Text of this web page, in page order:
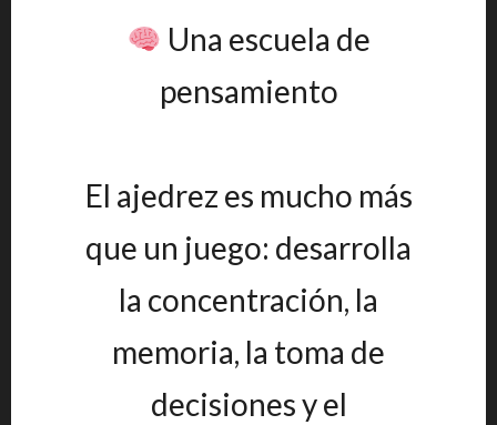
Una escuela de
pensamiento
El ajedrez es mucho más
que un juego: desarrolla
la concentración, la
memoria, la toma de
decisiones y el